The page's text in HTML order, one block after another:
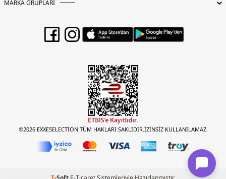
MARKA GRUPLARI
©2026 EXXESELECTION TÜM HAKLARI SAKLIDIR.İZİNSİZ KULLANILAMAZ.